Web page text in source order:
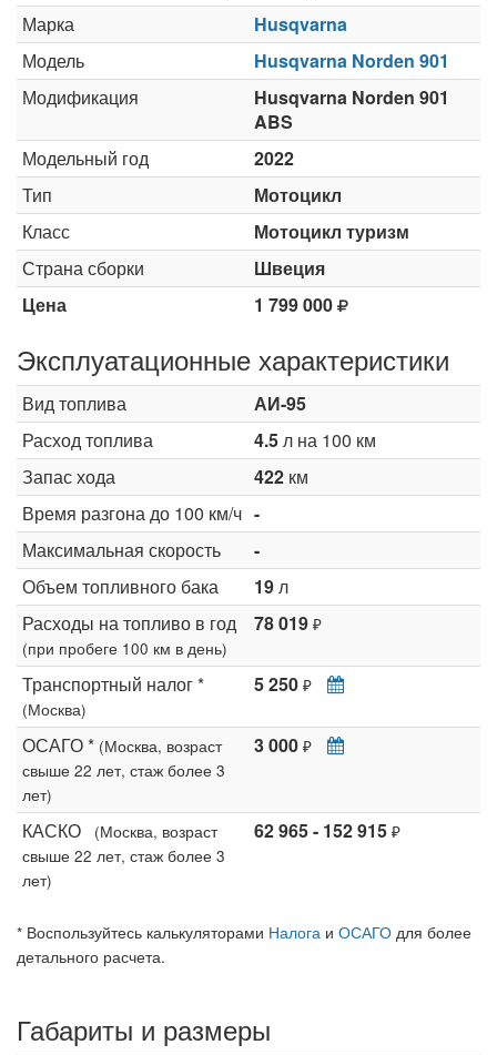
Марка
Husqvarna
Модель
Husqvarna Norden 901
Модификация
Husqvarna Norden 901
ABS
Модельный год
2022
Тип
Мотоцикл
Класс
Мотоцикл туризм
Страна сборки
Швеция
Цена
1 799 000
Эксплуатационные характеристики
Вид топлива
АИ-95
Расход топлива
4.5л на 100 км
Запас хода
422 км
Время разгона до 100 км/ч -
Максимальная скорость
-
Объем топливного бака
19л
Расходы на топливо в год
(при пробеге 100 км в день)
78 019 ₽
Транспортный налог *
(Москва)
5 250 ₽
ОСАГО * (Москва, возраст
свыше 22 лет, стаж более 3
лет)
3 000 ₽
КАСКО
(Москва, возраст
свыше 22 лет, стаж более 3
лет)
62 965 - 152 915 ₽
* Воспользуйтесь калькуляторами Налога и ОСАГО для более
детального расчета.
Габариты и размеры